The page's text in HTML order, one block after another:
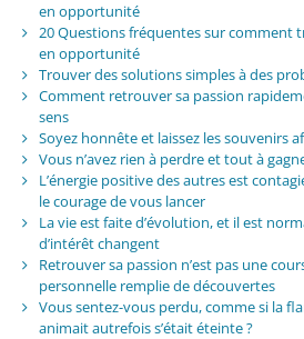
en opportunité
20 Questions fréquentes sur comment
en opportunité
Trouver des solutions simples à des
Comment retrouver sa passion
sens
Soyez honnête et laissez les souvenirs
Vous n’avez rien à perdre et tout à
L’énergie positive des autres est
le courage de vous lancer
La vie est faite d’évolution, et il est
d’intérêt changent
Retrouver sa passion n’est pas une
personnelle remplie de découvertes
Vous sentez-vous perdu, comme si la
animait autrefois s’était éteinte ?